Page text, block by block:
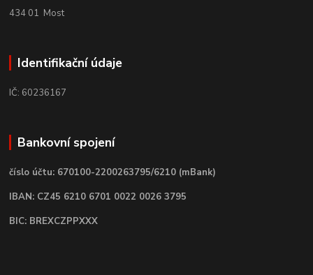
434 01 Most
Identifikační údaje
IČ: 60236167
Bankovní spojení
číslo účtu: 670100-2200263795/6210 (mBank)
IBAN: CZ45 6210 6701 0022 0026 3795
BIC: BREXCZPPXXX